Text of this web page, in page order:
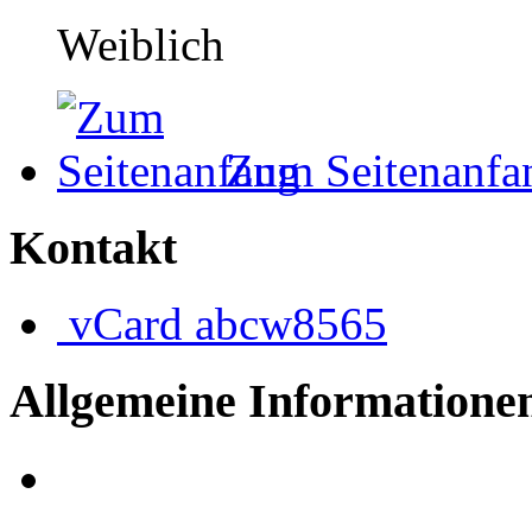
Weiblich
Zum
Kontakt
vCard abcw8565
Allgemeine